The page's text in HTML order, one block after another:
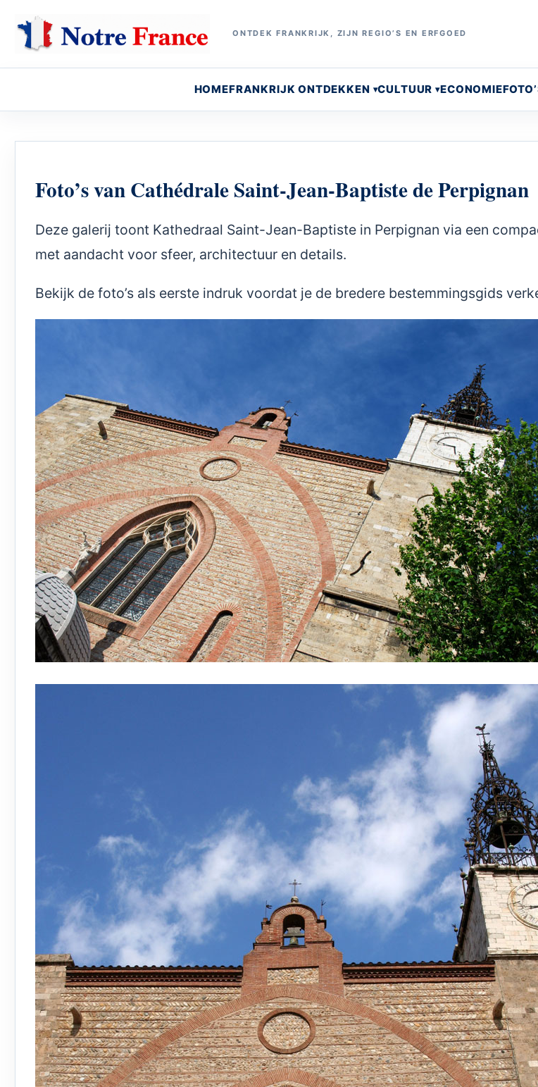
ONTDEK FRANKRIJK, ZIJN REGIO’S EN ERFGOED
HOMEFRANKRIJK ONTDEKKEN CULTUUR ECONOMIE
Foto’s van Cathédrale Saint-Jean-Baptiste de Perpignan
Deze galerij toont Kathedraal Saint-Jean-Baptiste in Perpignan via een
met aandacht voor sfeer, architectuur en details.
Bekijk de foto’s als eerste indruk voordat je de bredere bestemmingsgids